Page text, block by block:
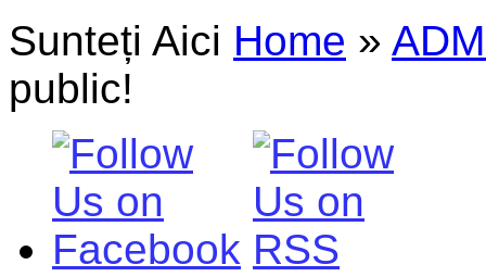
Sunteți Aici Home »
public!